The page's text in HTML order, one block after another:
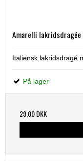
Amarelli
Italiensk lakridsdragé
På lager
29,00 DKK